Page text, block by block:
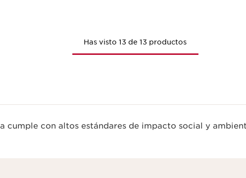
Has visto 13 de 13 productos
cumple con altos estándares de impacto social y